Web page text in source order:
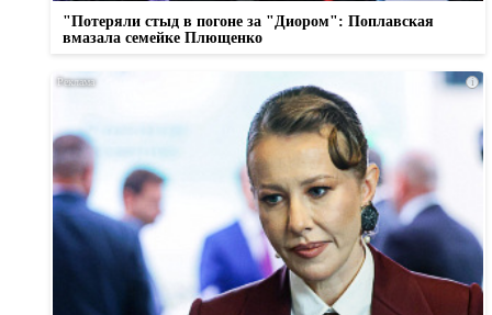
"Потеряли стыд в погоне за "Диором": Поплавская
вмазала семейке Плющенко
i